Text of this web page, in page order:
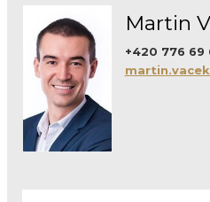
Martin
+420 776 69